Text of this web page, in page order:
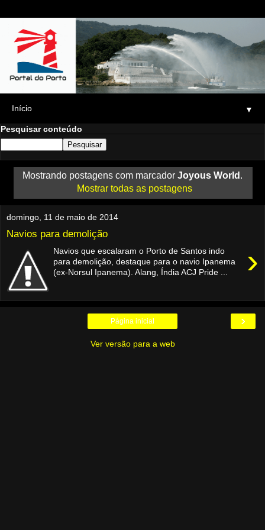
▼
Pesquisar conteúdo
Mostrando postagens com marcador Joyous World .
Mostrar todas as postagens
domingo, 11 de maio de 2014
Navios para demolição
›
Navios que escalaram o Porto de Santos indo
para demolição, destaque para o navio Ipanema
(ex-Norsul Ipanema). Alang, Índia ACJ Pride ...
›
Página inicial
Ver versão para a web